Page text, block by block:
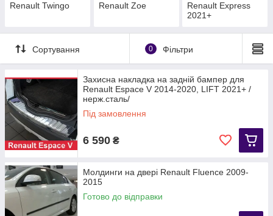
Renault Twingo Renault Zoe
Renault Express
2021+
Сортування 0 Фільтри
Захисна накладка на задній бампер для
Renault Espace V 2014-2020, LIFT 2021+ /
нерж.сталь/
Під замовлення
6 590 ₴
Молдинги на двері Renault Fluence 2009-
2015
Готово до відправки